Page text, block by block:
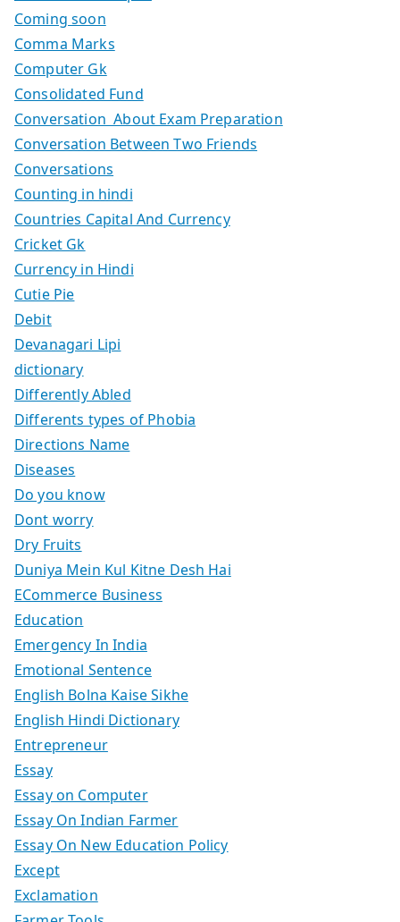
Coming soon
Comma Marks
Computer Gk
Consolidated Fund
Conversation About Exam Preparation
Conversation Between Two Friends
Conversations
Counting in hindi
Countries Capital And Currency
Cricket Gk
Currency in Hindi
Cutie Pie
Debit
Devanagari Lipi
dictionary
Differently Abled
Differents types of Phobia
Directions Name
Diseases
Do you know
Dont worry
Dry Fruits
Duniya Mein Kul Kitne Desh Hai
ECommerce Business
Education
Emergency In India
Emotional Sentence
English Bolna Kaise Sikhe
English Hindi Dictionary
Entrepreneur
Essay
Essay on Computer
Essay On Indian Farmer
Essay On New Education Policy
Except
Exclamation